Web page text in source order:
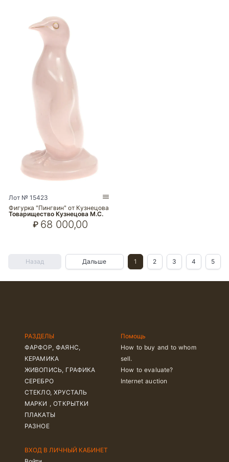
Лот № 15423
Фигурка "Пингвин" от Кузнецова
Товарищество Кузнецова М.С.
₽ 68 000,00
Назад Дальше 1 2 3 4 5
РАЗДЕЛЫ
ФАРФОР, ФАЯНС,
КЕРАМИКА
ЖИВОПИСЬ, ГРАФИКА
СЕРЕБРО
СТЕКЛО, ХРУСТАЛЬ
МАРКИ , ОТКРЫТКИ
ПЛАКАТЫ
РАЗНОЕ
Помощь
How to buy and to whom
sell.
How to evaluate?
Internet auction
ВХОД В ЛИЧНЫЙ КАБИНЕТ